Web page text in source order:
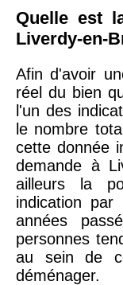
Quelle est
Liverdy-en-
Afin d'avoir
réel du bien
l'un des
le nombre
cette donnée
demande à
ailleurs la
indication
années
personnes
au sein de
déménager.